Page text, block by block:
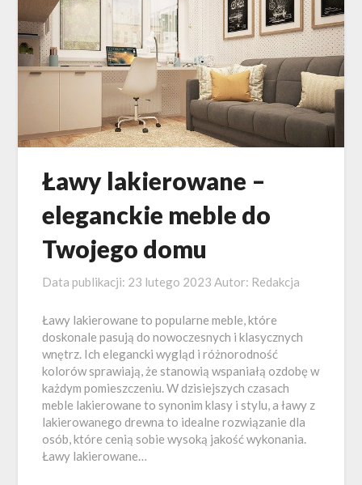
Ławy lakierowane –
eleganckie meble do
Twojego domu
Data publikacji: 23 lutego 2023 Autor: Redakcja
Ławy lakierowane to popularne meble, które
doskonale pasują do nowoczesnych i klasycznych
wnętrz. Ich elegancki wygląd i różnorodność
kolorów sprawiają, że stanowią wspaniałą ozdobę w
każdym pomieszczeniu. W dzisiejszych czasach
meble lakierowane to synonim klasy i stylu, a ławy z
lakierowanego drewna to idealne rozwiązanie dla
osób, które cenią sobie wysoką jakość wykonania.
Ławy lakierowane…